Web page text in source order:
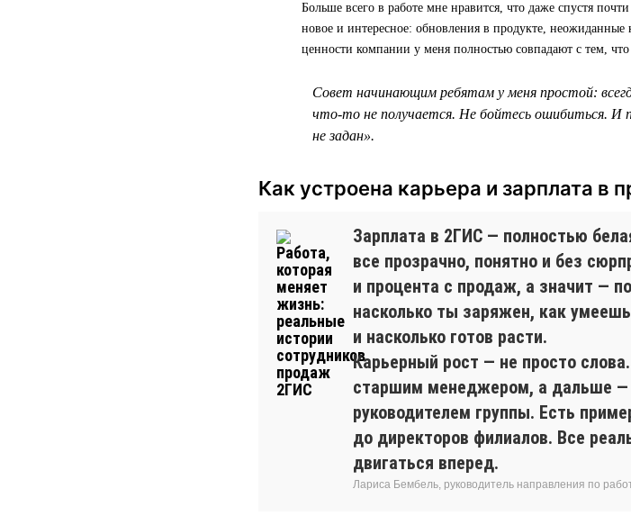
Больше всего в работе мне нравится, что даже спустя
новое и интересное: обновления в продукте,
ценности компании у меня полностью совпадают с тем,
Совет начинающим ребятам у меня простой:
что-то не получается. Не бойтесь ошибиться.
не задан».
Как устроена карьера и зарплата в
Зарплата в 2ГИС — полностью
все прозрачно, понятно и без
и процента с продаж, а значит —
насколько ты заряжен, как
и насколько готов расти.
Карьерный рост — не просто
старшим менеджером, а дальше
руководителем группы. Есть
до директоров филиалов. Все
двигаться вперед.
Лариса Бембель, руководитель направления по